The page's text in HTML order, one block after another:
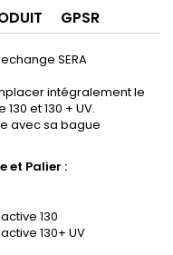
GPSR
SERA
intégralement le
et 130 + UV.
avec sa bague
et Palier :
130
130+ UV